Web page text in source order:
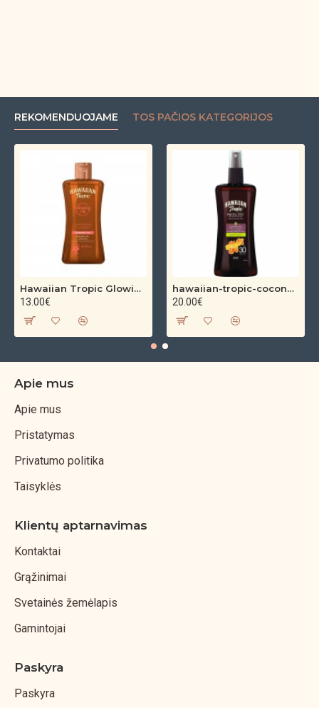
REKOMENDUOJAME TOS PAČIOS KATEGORIJOS
Hawaiian Tropic Glowing Oil – bronzinantis kūno aliejus su spindesiu (200 ml)
13.00€
hawaiian-tropic-coconut-argan-dry-oil-spf-30-spray-200ml
20.00€
Apie mus
Apie mus
Pristatymas
Privatumo politika
Taisyklės
Klientų aptarnavimas
Kontaktai
Grąžinimai
Svetainės žemėlapis
Gamintojai
Paskyra
Paskyra